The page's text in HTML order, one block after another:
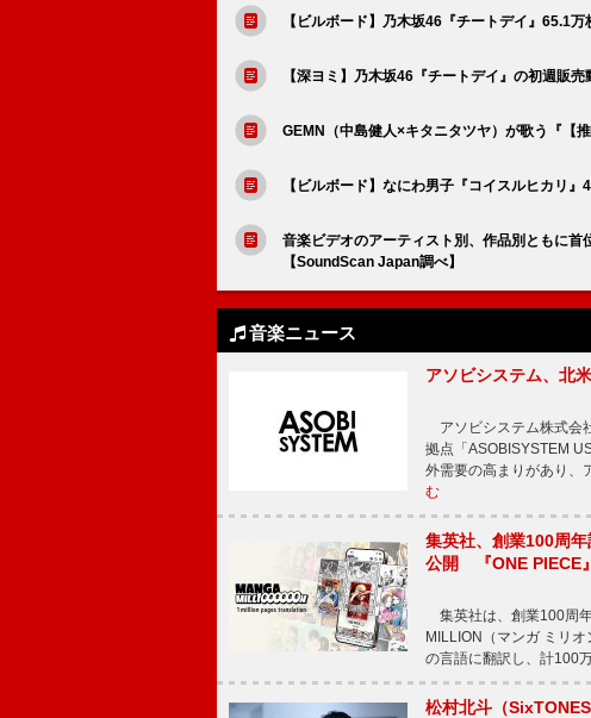
【ビルボード】乃木坂46『チートデイ』65.1
【深ヨミ】乃木坂46『チートデイ』の初週販
GEMN（中島健人×キタニタツヤ）が歌う『【
【ビルボード】なにわ男子『コイスルヒカリ
音楽ビデオのアーティスト別、作品別ともに
【SoundScan Japan調べ】
音楽ニュース
アソビシステム、北
アソビシステム株式会
拠点「ASOBISYSTEM
外需要の高まりがあり、
む
集英社、創業100周
公開 『ONE PIECE
集英社は、創業100周
MILLION（マンガ ミリ
の言語に翻訳し、計100
松村北斗（